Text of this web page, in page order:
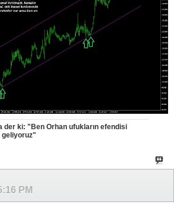
der ki: "Ben Orhan ufukların efendisi
geliyoruz"
PM